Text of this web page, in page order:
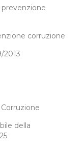
prevenzione
corruzione
2013
della